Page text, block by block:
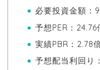
必要投資金額：
予想PER：24.76
実績PBR：2.78
予想配当利回り